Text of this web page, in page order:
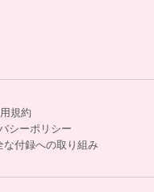
規約
シーポリシー
な付録への取り組み